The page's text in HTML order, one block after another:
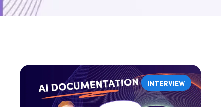
INTERVIEW